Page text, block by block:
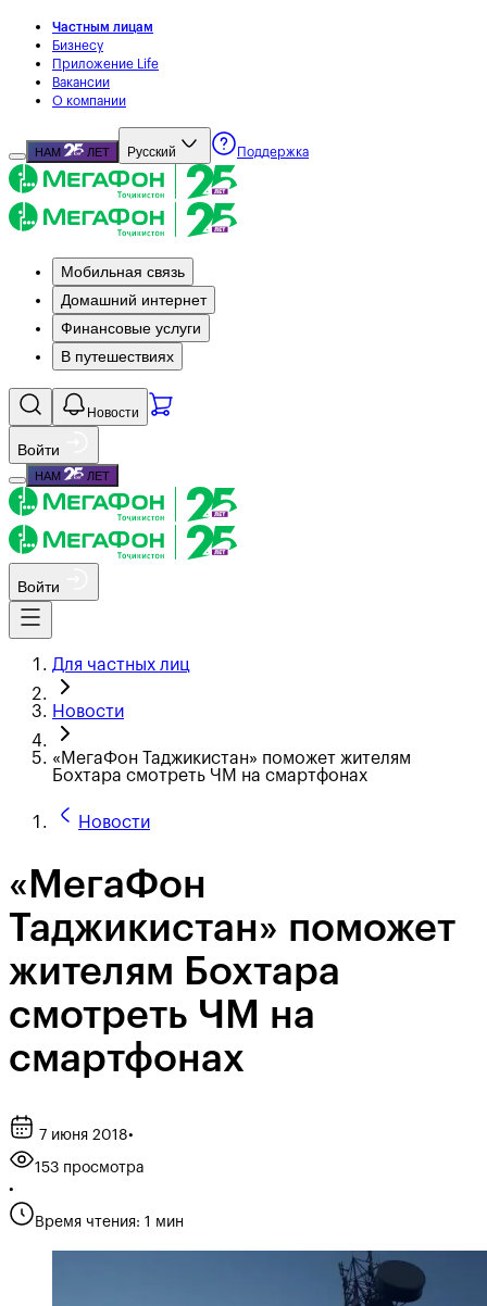
Частным лицам
Бизнесу
Приложение Life
Вакансии
О компании
НАМ ЛЕТ Русский Поддержка
Мобильная связь
Домашний интернет
Финансовые услуги
В путешествиях
Новости
Войти
НАМ ЛЕТ
Войти
Для частных лиц
Новости
«МегаФон Таджикистан» поможет жителям
Бохтара смотреть ЧМ на смартфонах
Новости
«МегаФон
Таджикистан» поможет
жителям Бохтара
смотреть ЧМ на
смартфонах
7 июня 2018•
153 просмотра
•
Время чтения: 1 мин